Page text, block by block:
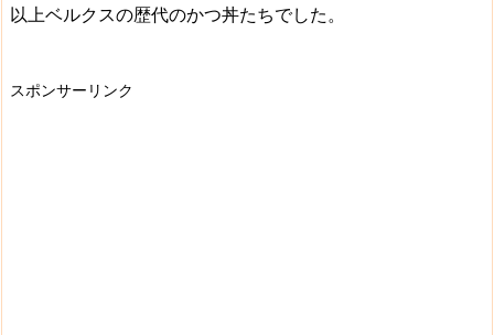
以上ベルクスの歴代のかつ丼たちでした。
スポンサーリンク